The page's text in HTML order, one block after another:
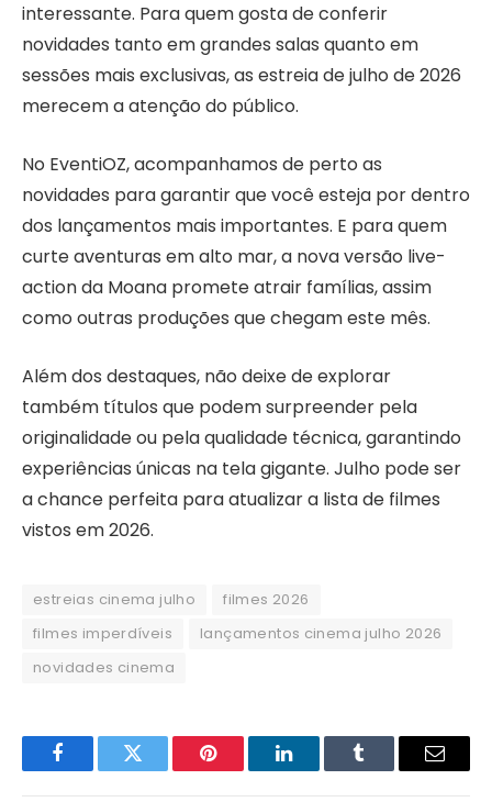
interessante. Para quem gosta de conferir
novidades tanto em grandes salas quanto em
sessões mais exclusivas, as estreia de julho de 2026
merecem a atenção do público.
No EventiOZ, acompanhamos de perto as
novidades para garantir que você esteja por dentro
dos lançamentos mais importantes. E para quem
curte aventuras em alto mar, a nova versão live-
action da Moana promete atrair famílias, assim
como outras produções que chegam este mês.
Além dos destaques, não deixe de explorar
também títulos que podem surpreender pela
originalidade ou pela qualidade técnica, garantindo
experiências únicas na tela gigante. Julho pode ser
a chance perfeita para atualizar a lista de filmes
vistos em 2026.
estreias cinema julho
filmes 2026
filmes imperdíveis
lançamentos cinema julho 2026
novidades cinema
FacebookTwitter Pinterest LinkedInTumblr Email